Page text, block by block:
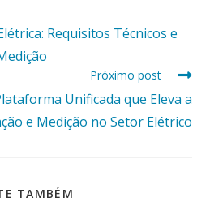
Requisitos Técnicos e
Próximo post
Unificada que Eleva a
e Medição no Setor Elétrico
TAMBÉM